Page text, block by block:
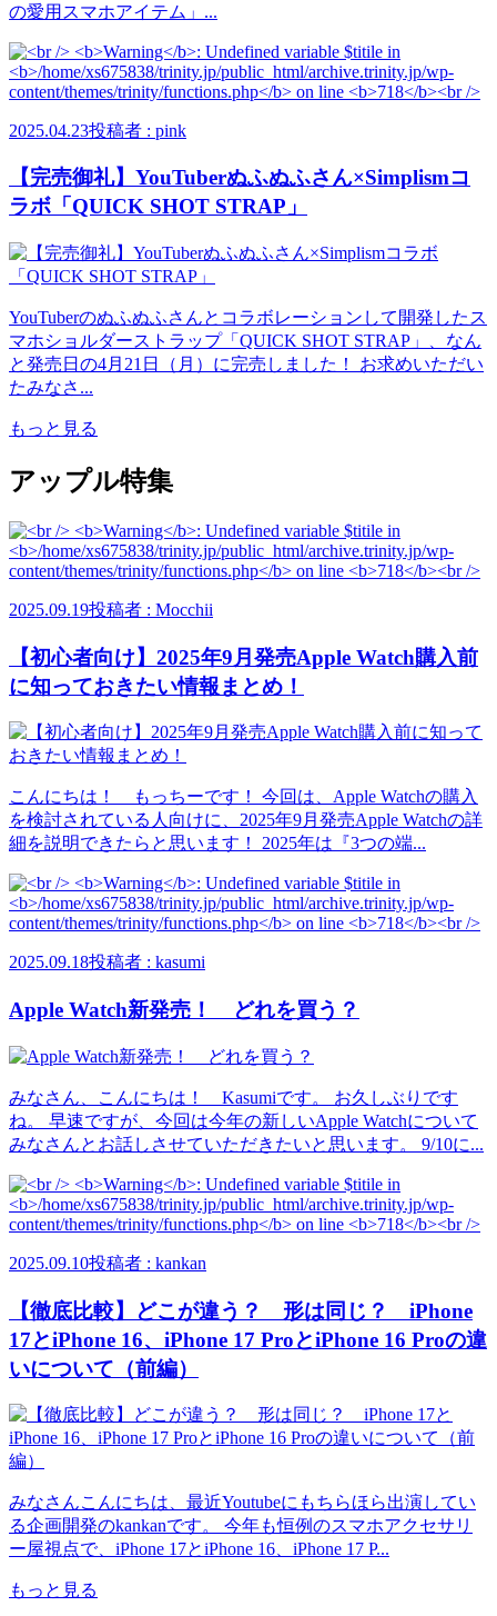
の愛用スマホアイテム」...
2025.04.23投稿者 : pink
【完売御礼】YouTuberぬふぬふさん×Simplismコ
ラボ「QUICK SHOT STRAP」
YouTuberのぬふぬふさんとコラボレーションして開発したス
マホショルダーストラップ「QUICK SHOT STRAP」、なん
と発売日の4月21日（月）に完売しました！ お求めいただい
たみなさ...
もっと見る
アップル特集
2025.09.19投稿者 : Mocchii
【初心者向け】2025年9月発売Apple Watch購入前
に知っておきたい情報まとめ！
こんにちは！ もっちーです！ 今回は、Apple Watchの購入
を検討されている人向けに、2025年9月発売Apple Watchの詳
細を説明できたらと思います！ 2025年は『3つの端...
2025.09.18投稿者 : kasumi
Apple Watch新発売！ どれを買う？
みなさん、こんにちは！ Kasumiです。 お久しぶりです
ね。 早速ですが、今回は今年の新しいApple Watchについて
みなさんとお話しさせていただきたいと思います。 9/10に...
2025.09.10投稿者 : kankan
【徹底比較】どこが違う？ 形は同じ？ iPhone
17とiPhone 16、iPhone 17 ProとiPhone 16 Proの違
いについて（前編）
みなさんこんにちは、最近Youtubeにもちらほら出演してい
る企画開発のkankanです。 今年も恒例のスマホアクセサリ
ー屋視点で、iPhone 17とiPhone 16、iPhone 17 P...
もっと見る